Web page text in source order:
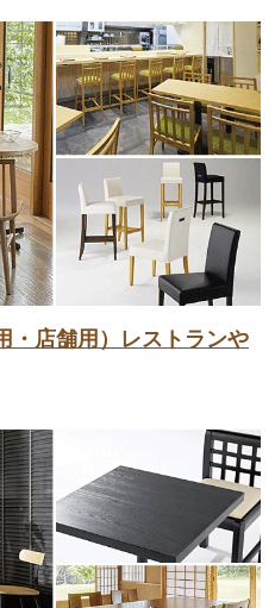
・店舗用）レストランや